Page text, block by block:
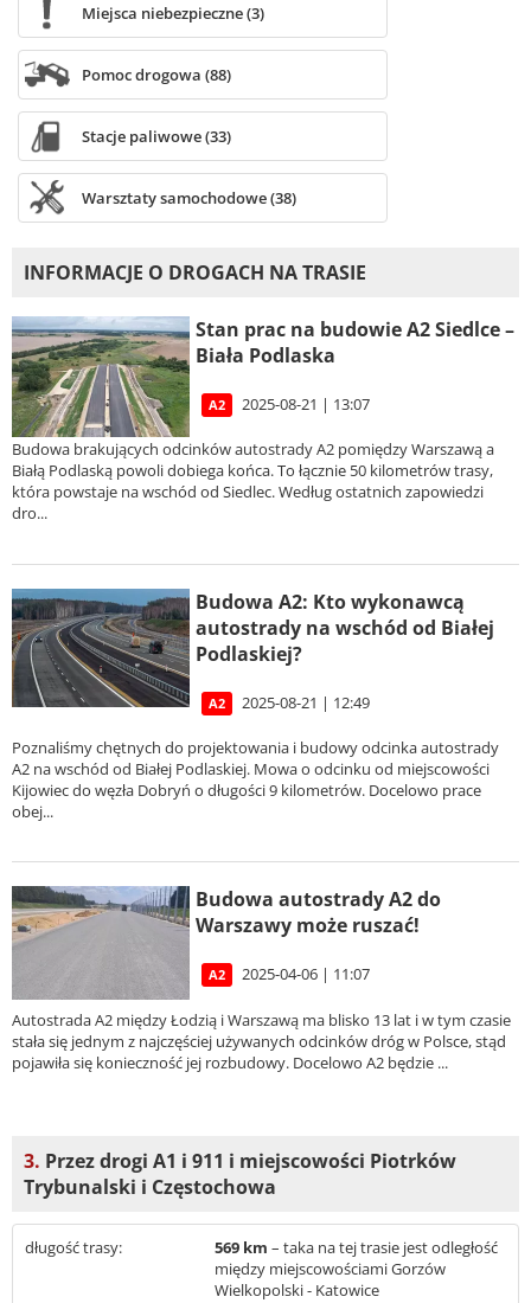
Miejsca niebezpieczne (3)
Pomoc drogowa (88)
Stacje paliwowe (33)
Warsztaty samochodowe (38)
INFORMACJE O DROGACH NA TRASIE
Stan prac na budowie A2 Siedlce –
Biała Podlaska
A2 2025-08-21 | 13:07
Budowa brakujących odcinków autostrady A2 pomiędzy Warszawą a
Białą Podlaską powoli dobiega końca. To łącznie 50 kilometrów trasy,
która powstaje na wschód od Siedlec. Według ostatnich zapowiedzi
dro...
Budowa A2: Kto wykonawcą
autostrady na wschód od Białej
Podlaskiej?
A2 2025-08-21 | 12:49
Poznaliśmy chętnych do projektowania i budowy odcinka autostrady
A2 na wschód od Białej Podlaskiej. Mowa o odcinku od miejscowości
Kijowiec do węzła Dobryń o długości 9 kilometrów. Docelowo prace
obej...
Budowa autostrady A2 do
Warszawy może ruszać!
A2 2025-04-06 | 11:07
Autostrada A2 między Łodzią i Warszawą ma blisko 13 lat i w tym czasie
stała się jednym z najczęściej używanych odcinków dróg w Polsce, stąd
pojawiła się konieczność jej rozbudowy. Docelowo A2 będzie ...
3. Przez drogi A1 i 911 i miejscowości Piotrków
Trybunalski i Częstochowa
długość trasy: 569 km – taka na tej trasie jest odległość
między miejscowościami Gorzów
Wielkopolski - Katowice